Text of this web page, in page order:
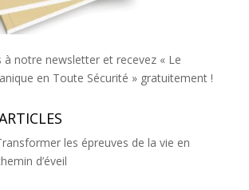
à notre newsletter et recevez « Le
en Toute Sécurité » gratuitement !
les épreuves de la vie en
d’éveil